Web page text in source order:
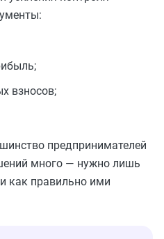
взносов;
предпринимателей
много — нужно лишь
как правильно ими